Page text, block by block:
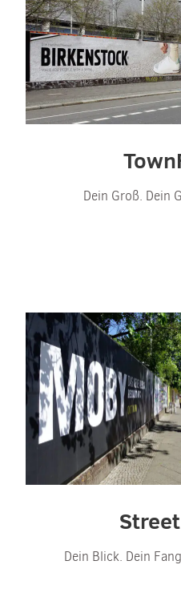
Dein Groß. Dein
Dein Blick. Dein